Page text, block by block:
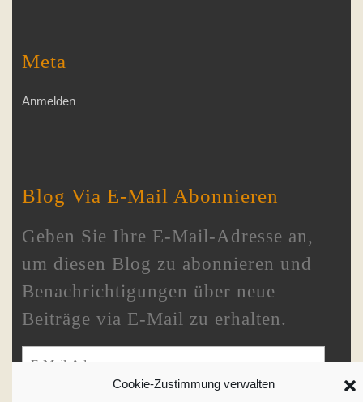
Cookie-Zustimmung verwalten
Meta
Anmelden
Blog Via E-Mail Abonnieren
Geben Sie Ihre E-Mail-Adresse an,
um diesen Blog zu abonnieren und
Benachrichtigungen über neue
Beiträge via E-Mail zu erhalten.
E-Mail-Adresse